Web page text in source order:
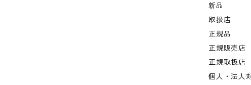
新品
取扱店
正規品
正規販売店
正規取扱店
個人・法人